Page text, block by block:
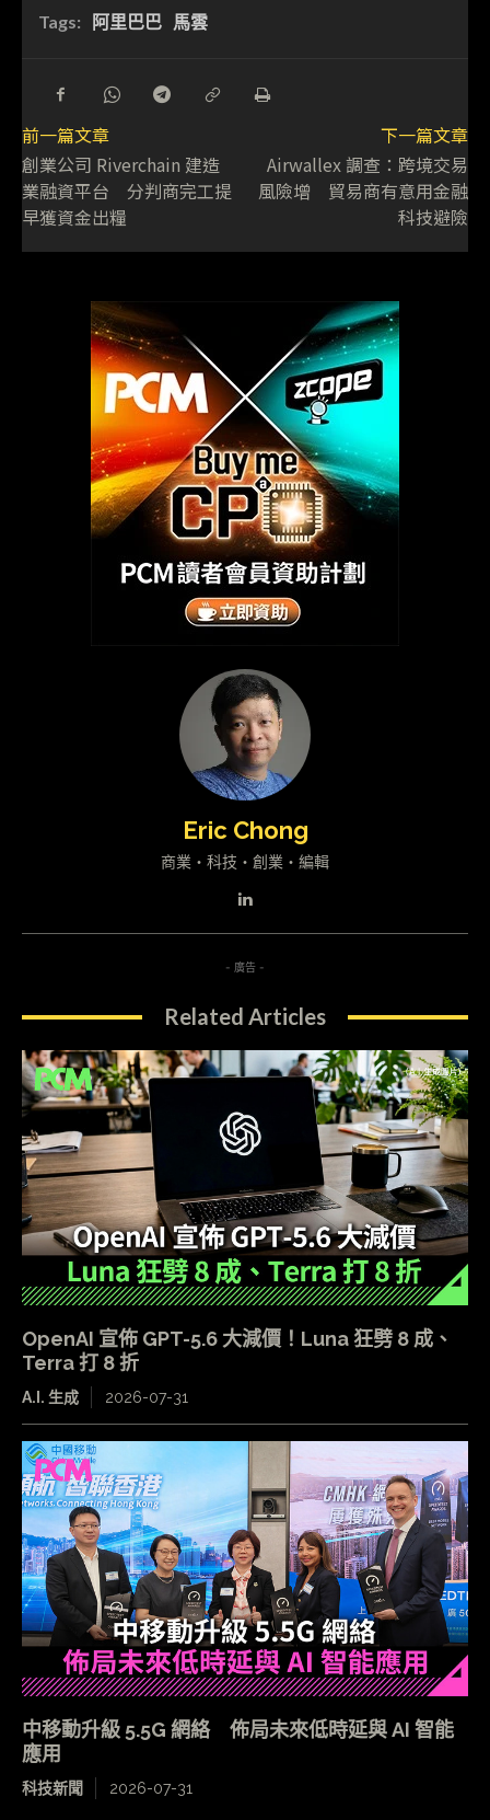
Tags: 阿里巴巴 馬雲
前一篇文章
創業公司 Riverchain 建造
業融資平台 分判商完工提
早獲資金出糧
下一篇文章
Airwallex 調查：跨境交易
風險增 貿易商有意用金融
科技避險
Eric Chong
商業・科技・創業・編輯
- 廣告 -
Related Articles
OpenAI 宣佈 GPT-5.6 大減價！Luna 狂劈 8 成、
Terra 打 8 折
A.I. 生成 2026-07-31
中移動升級 5.5G 網絡 佈局未來低時延與 AI 智能
應用
科技新聞 2026-07-31